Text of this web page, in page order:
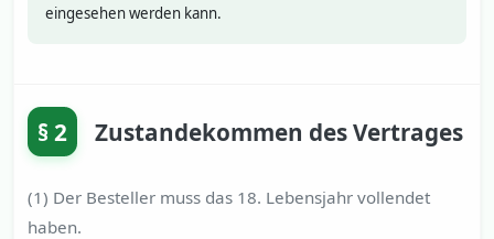
eingesehen werden kann.
§ 2 Zustandekommen des Vertrages
(1) Der Besteller muss das 18. Lebensjahr vollendet
haben.